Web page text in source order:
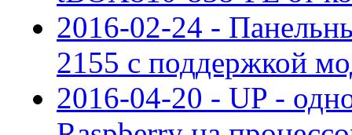
2016-02-24 -
2155 с поддержкой
2016-04-20 - UP -